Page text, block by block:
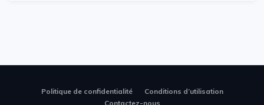
Politique de confidentialité
Conditions d’utilisation
Contactez-nous